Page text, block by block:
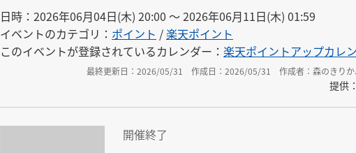
日時：2026年06月04日(木) 20:00 〜 2026年06月11日(木) 01:59
イベントのカテゴリ： ポイント /楽天ポイント
このイベントが登録されているカレンダー： 楽天ポイントアップカレ
最終更新日：2026/05/31 作成日：2026/05/31 作成者：森のきり
提供
開催終了